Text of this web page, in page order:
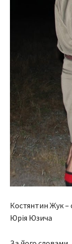
Костянтин Жук –
Юрія Юзича